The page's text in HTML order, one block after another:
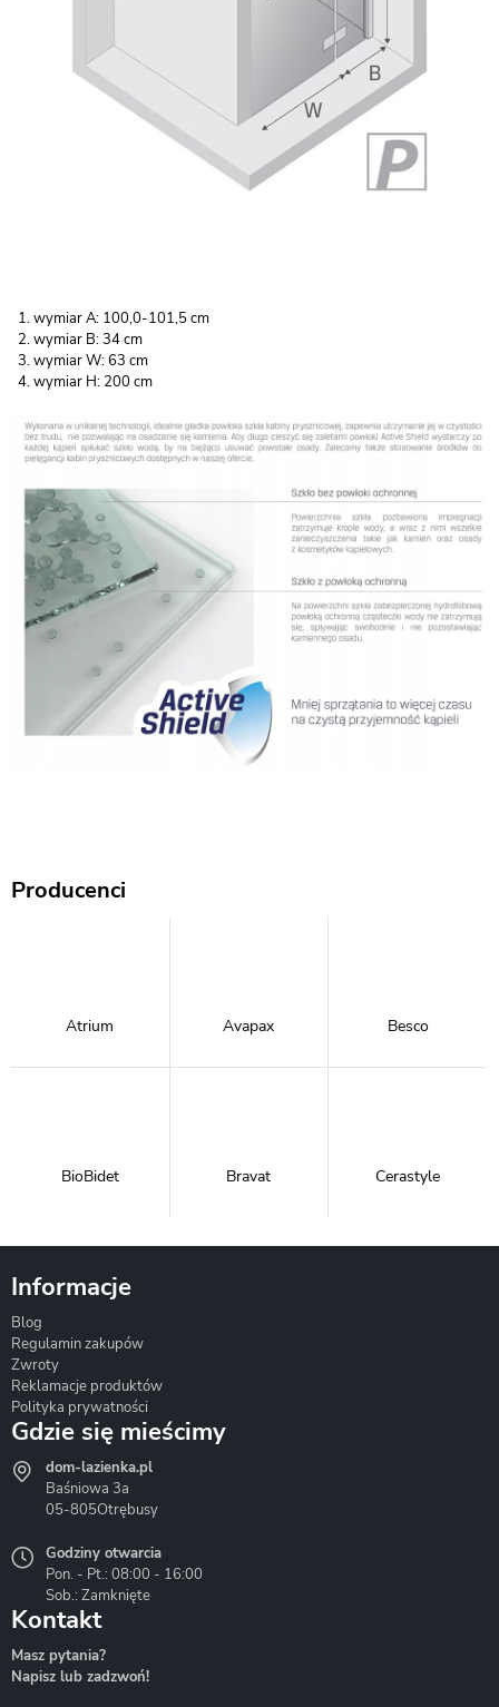
wymiar A: 100,0-101,5 cm
wymiar B: 34 cm
wymiar W: 63 cm
wymiar H: 200 cm
Producenci
Atrium Avapax Besco
BioBidet Bravat Cerastyle
Hydrostop
Liveno
Informacje
Blog
Regulamin zakupów
Zwroty
Reklamacje produktów
Polityka prywatności
Gdzie się mieścimy
dom-lazienka.pl
Baśniowa 3a
05-805Otrębusy
Godziny otwarcia
Pon. - Pt.: 08:00 - 16:00
Sob.: Zamknięte
Kontakt
Masz pytania?
Napisz lub zadzwoń!